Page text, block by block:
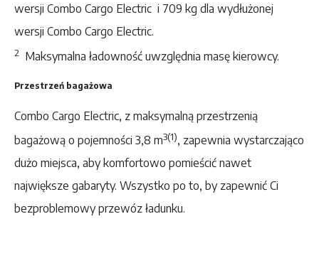
wersji Combo Cargo Electric i 709 kg dla wydłużonej
wersji Combo Cargo Electric.
2 Maksymalna ładowność uwzględnia masę kierowcy.
Przestrzeń bagażowa
Combo Cargo Electric, z maksymalną przestrzenią
bagażową o pojemności 3,8 m3(1), zapewnia wystarczająco
dużo miejsca, aby komfortowo pomieścić nawet
największe gabaryty. Wszystko po to, by zapewnić Ci
bezproblemowy przewóz ładunku.